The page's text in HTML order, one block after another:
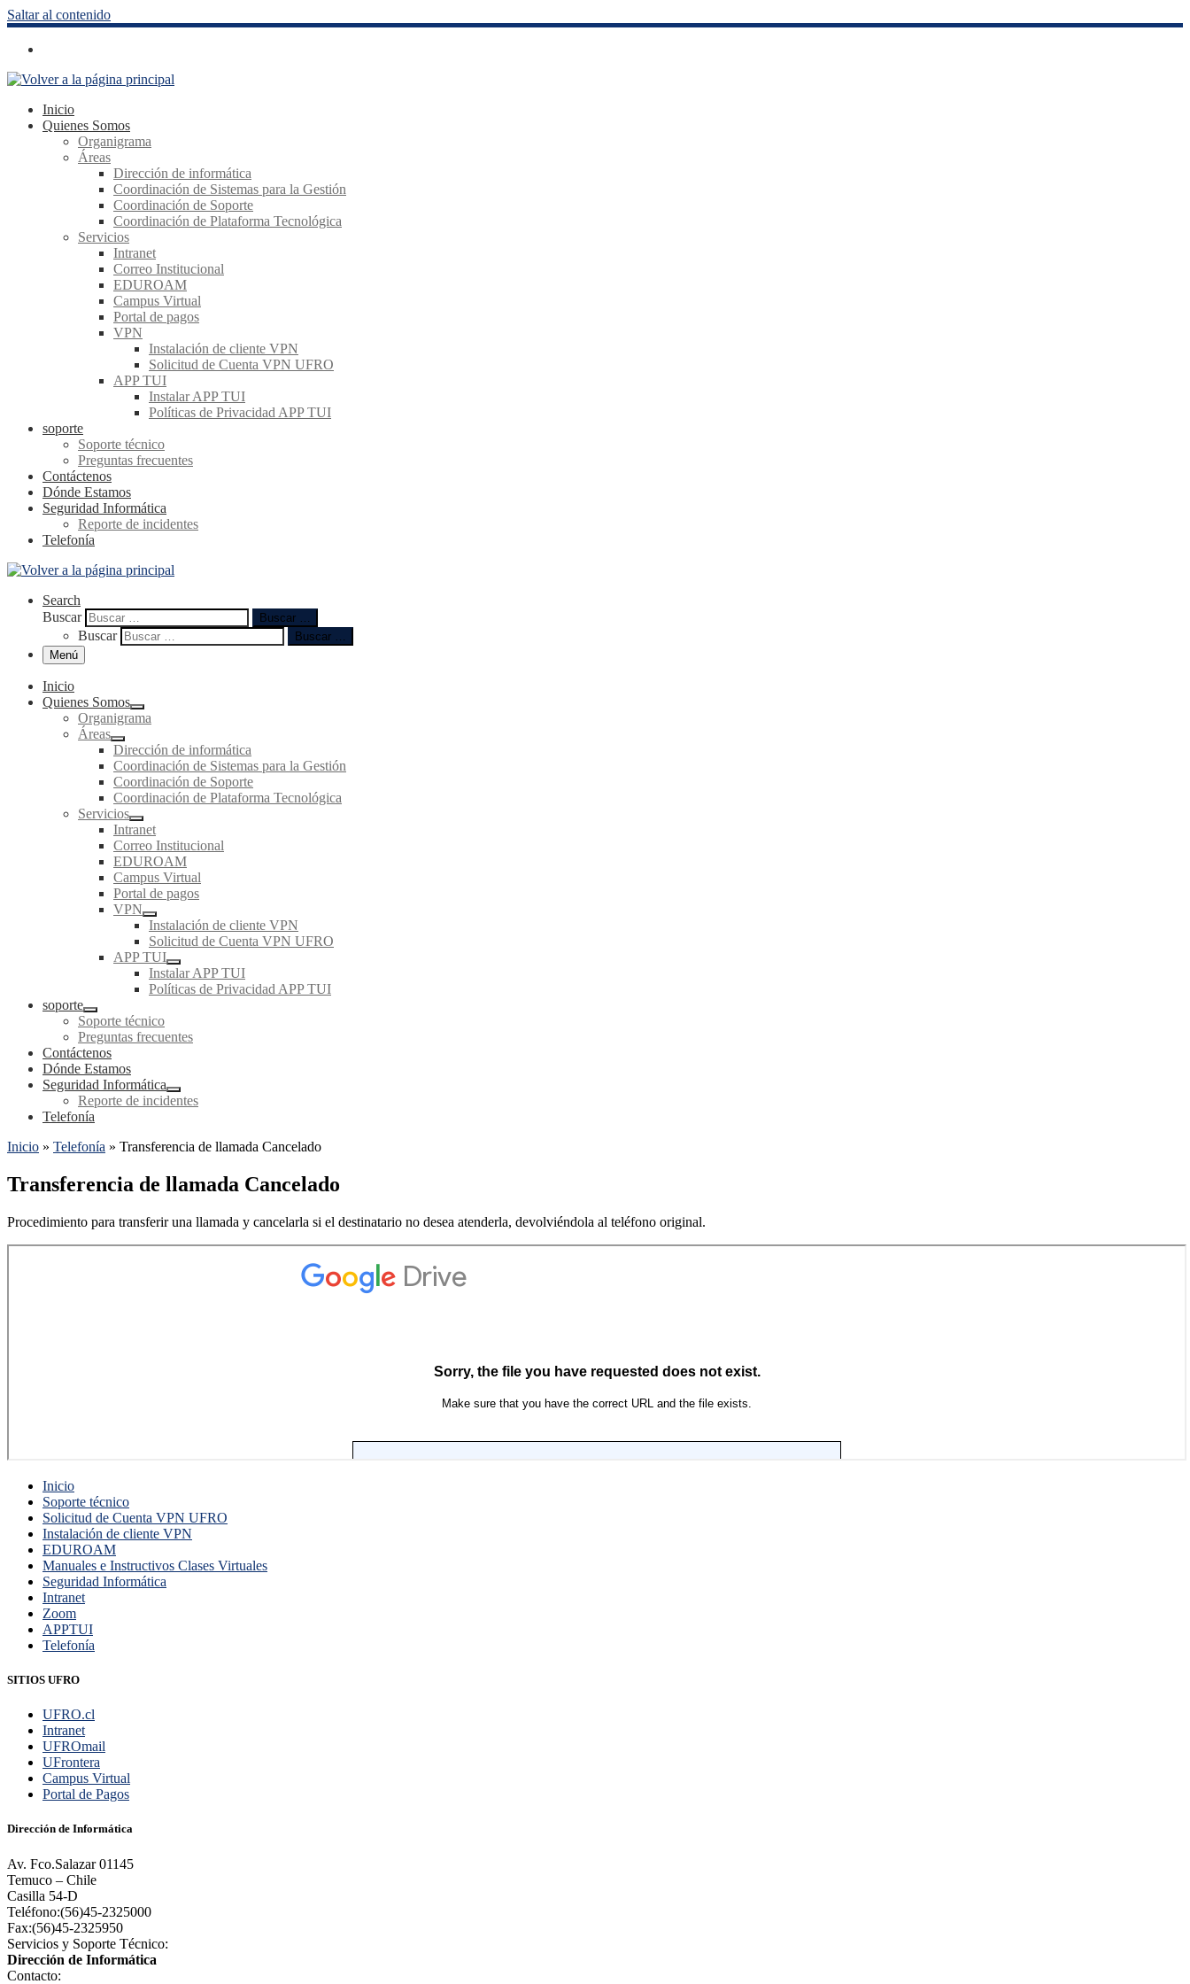
Saltar al contenido
Inicio
Quienes Somos
Organigrama
Áreas
Dirección de informática
Coordinación de Sistemas para la Gestión
Coordinación de Soporte
Coordinación de Plataforma Tecnológica
Servicios
Intranet
Correo Institucional
EDUROAM
Campus Virtual
Portal de pagos
VPN
Instalación de cliente VPN
Solicitud de Cuenta VPN UFRO
APP TUI
Instalar APP TUI
Políticas de Privacidad APP TUI
soporte
Soporte técnico
Preguntas frecuentes
Contáctenos
Dónde Estamos
Seguridad Informática
Reporte de incidentes
Telefonía
Search
Buscar
Buscar …
Buscar
Buscar …
Menú
Inicio
Quienes Somos
Organigrama
Áreas
Dirección de informática
Coordinación de Sistemas para la Gestión
Coordinación de Soporte
Coordinación de Plataforma Tecnológica
Servicios
Intranet
Correo Institucional
EDUROAM
Campus Virtual
Portal de pagos
VPN
Instalación de cliente VPN
Solicitud de Cuenta VPN UFRO
APP TUI
Instalar APP TUI
Políticas de Privacidad APP TUI
soporte
Soporte técnico
Preguntas frecuentes
Contáctenos
Dónde Estamos
Seguridad Informática
Reporte de incidentes
Telefonía
Inicio » Telefonía » Transferencia de llamada Cancelado
Transferencia de llamada Cancelado
Procedimiento para transferir una llamada y cancelarla si el destinatario no desea atenderla, devolviéndola al teléfono original.
Inicio
Soporte técnico
Solicitud de Cuenta VPN UFRO
Instalación de cliente VPN
EDUROAM
Manuales e Instructivos Clases Virtuales
Seguridad Informática
Intranet
Zoom
APPTUI
Telefonía
SITIOS UFRO
UFRO.cl
Intranet
UFROmail
UFrontera
Campus Virtual
Portal de Pagos
Dirección de Informática
Av. Fco.Salazar 01145
Temuco – Chile
Casilla 54-D
Teléfono:(56)45-2325000
Fax:(56)45-2325950
Servicios y Soporte Técnico:
Dirección de Informática
Contacto: